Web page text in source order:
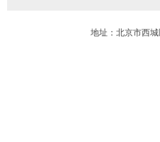
地址：北京市西